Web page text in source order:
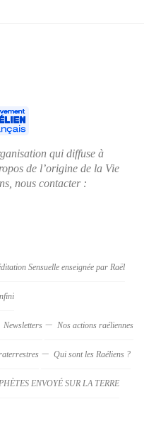
qui diffuse à
de l’origine de la Vie
nous contacter :
Sensuelle enseignée par Raël
Newsletters Nos actions raéliennes
Qui sont les Raéliens ?
ENVOYÉ SUR LA TERRE